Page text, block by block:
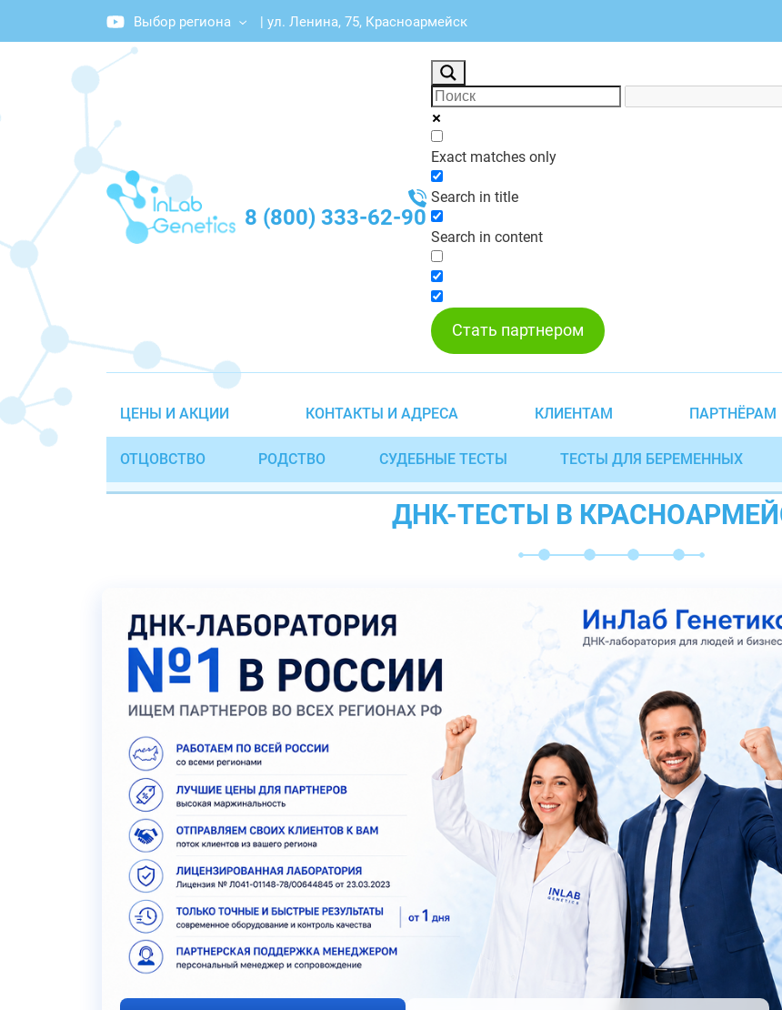
Выбор региона | ул. Ленина, 75, Красноармейск
8 (800) 333-62-90
Exact matches only
Search in title
Search in content
Стать партнером
ЦЕНЫ И АКЦИИ КОНТАКТЫ И АДРЕСА КЛИЕНТАМ ПАРТНЁРАМ
ОТЦОВСТВО РОДСТВО СУДЕБНЫЕ ТЕСТЫ ТЕСТЫ ДЛЯ БЕРЕМЕННЫХ
ДНК-ТЕСТЫ В